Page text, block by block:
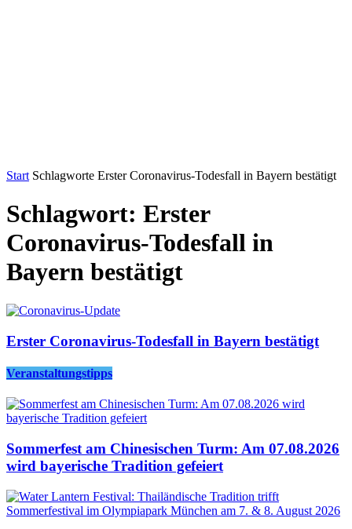
Start Schlagworte Erster Coronavirus-Todesfall in Bayern bestätigt
Schlagwort: Erster
Coronavirus-Todesfall in
Bayern bestätigt
Erster Coronavirus-Todesfall in Bayern bestätigt
Veranstaltungstipps
Sommerfest am Chinesischen Turm: Am 07.08.2026
wird bayerische Tradition gefeiert